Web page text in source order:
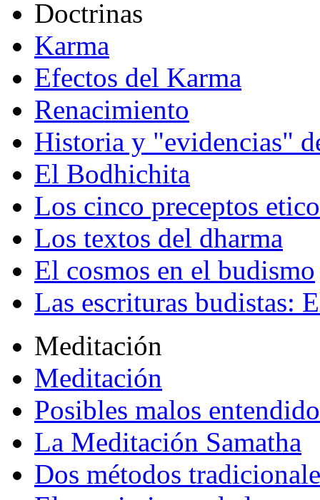
Doctrinas
Karma
Efectos del Karma
Renacimiento
Historia y "evidencias"
El Bodhichita
Los cinco preceptos
Los textos del dharma
El cosmos en el budismo
Las escrituras budistas:
Meditación
Meditación
Posibles malos
La Meditación Samatha
Dos métodos